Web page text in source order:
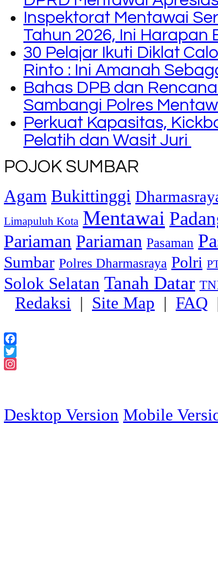
Inspektorat Mentawai
Tahun 2026, Ini Harapan
30 Pelajar Ikuti Diklat
Rinto : Ini Amanah
Bahas DPB dan
Sambangi Polres
Perkuat Kapasitas,
Pelatih dan Wasit Juri
POJOK SUMBAR
Agam Bukittinggi
Limapuluh Kota Mentawai
Pariaman Pariaman Pasaman
Sumbar Polres Dharmasraya Polri
Solok Selatan Tanah Datar
Redaksi | Site Map | FAQ
Facebook
Twitter
Desktop Version Mobile